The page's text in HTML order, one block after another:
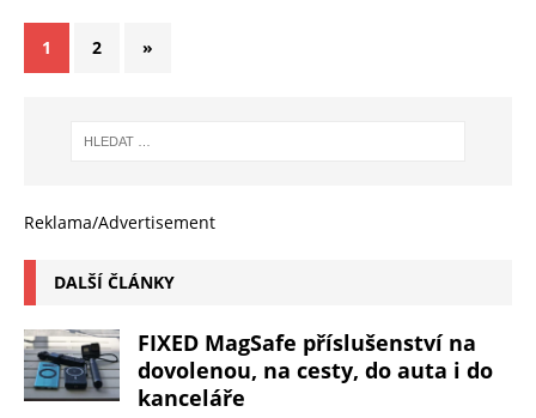
1 2 »
Reklama/Advertisement
DALŠÍ ČLÁNKY
FIXED MagSafe příslušenství na
dovolenou, na cesty, do auta i do
kanceláře